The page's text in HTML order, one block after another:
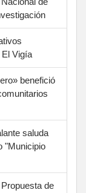
Vigía
benefició
saluda
"Municipio
de